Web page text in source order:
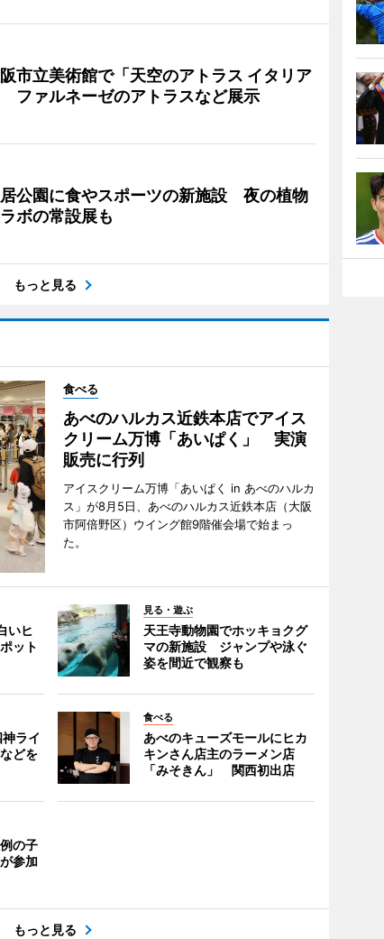
阪市立美術館で「天空のアトラス イタリア
ファルネーゼのアトラスなど展示
居公園に食やスポーツの新施設 夜の植物
ボの常設展も
もっと見る
食べる
あべのハルカス近鉄本店でアイス
クリーム万博「あいぱく」 実演
販売に行列
アイスクリーム万博「あいぱく in あべのハルカ
ス」が8月5日、あべのハルカス近鉄本店（大阪
市阿倍野区）ウイング館9階催会場で始まっ
た。
いヒ
ット
見る・遊ぶ
天王寺動物園でホッキョクグ
マの新施設 ジャンプや泳ぐ
姿を間近で観察も
ライ
どを
食べる
あべのキューズモールにヒカ
キンさん店主のラーメン店
「みそきん」 関西初出店
の子
参加
もっと見る